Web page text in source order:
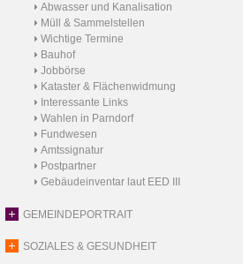
Abwasser und Kanalisation
Müll & Sammelstellen
Wichtige Termine
Bauhof
Jobbörse
Kataster & Flächenwidmung
Interessante Links
Wahlen in Parndorf
Fundwesen
Amtssignatur
Postpartner
Gebäudeinventar laut EED III
GEMEINDEPORTRAIT
SOZIALES & GESUNDHEIT